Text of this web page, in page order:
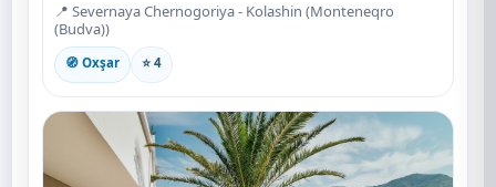
📍 Severnaya Chernogoriya - Kolashin (Monteneqro
(Budva))
🧭 Oxşar ⭐ 4